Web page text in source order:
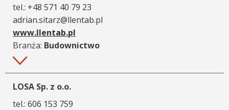
tel.: +48 571 40 79 23
adrian.sitarz@llentab.pl
www.llentab.pl
Branża: Budownictwo
Więcej
LOSA Sp. z o.o.
tel.: 606 153 759